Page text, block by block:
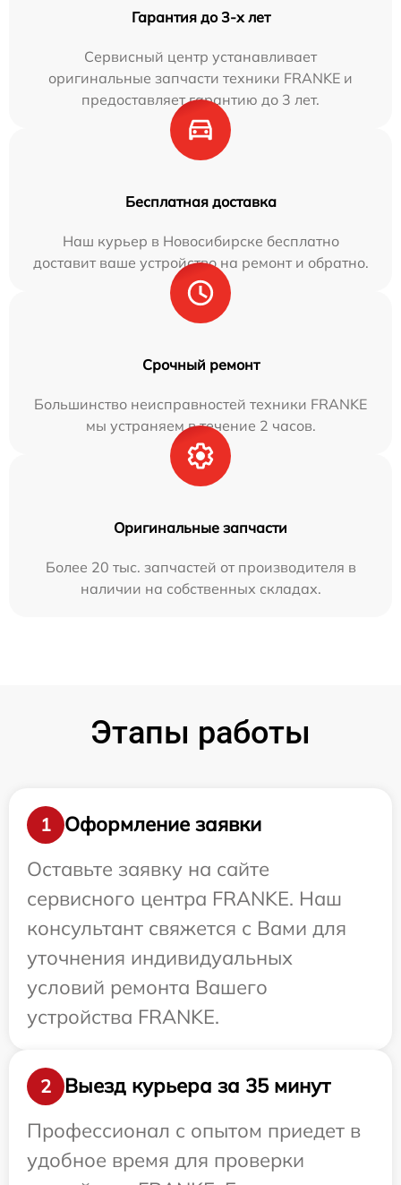
Гарантия до 3-х лет
Сервисный центр устанавливает
оригинальные запчасти техники FRANKE и
предоставляет гарантию до 3 лет.
Бесплатная доставка
Наш курьер в Новосибирске бесплатно
доставит ваше устройство на ремонт и обратно.
Срочный ремонт
Большинство неисправностей техники FRANKE
мы устраняем в течение 2 часов.
Оригинальные запчасти
Более 20 тыс. запчастей от производителя в
наличии на собственных складах.
Этапы работы
1
Оформление заявки
Оставьте заявку на сайте
сервисного центра FRANKE. Наш
консультант свяжется с Вами для
уточнения индивидуальных
условий ремонта Вашего
устройства FRANKE.
2
Выезд курьера за 35 минут
Профессионал с опытом приедет в
удобное время для проверки